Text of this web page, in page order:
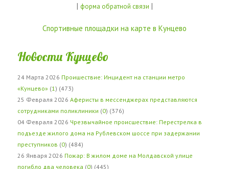
| форма обратной связи |
Спортивные площадки на карте в Кунцево
Новости Кунцево
24 Марта 2026 Проишествие: Инцидент на станции метро
«Кунцево» (1 ) (473)
25 Февраля 2026 Аферисты в мессенджерах представляются
сотрудниками поликлиники (0) (376)
04 Февраля 2026 Чрезвычайное происшествие: Перестрелка в
подъезде жилого дома на Рублевском шоссе при задержании
преступников (0) (484)
26 Января 2026 Пожар: В жилом доме на Молдавской улице
погибло два человека (0) (445)